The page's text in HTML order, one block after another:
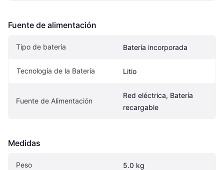
Fuente de alimentación
Tipo de batería Batería incorporada
Tecnología de la Batería Litio
Fuente de Alimentación
Red eléctrica, Batería
recargable
Medidas
Peso 5.0 kg